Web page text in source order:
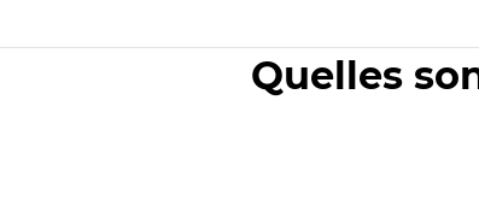
Quelles